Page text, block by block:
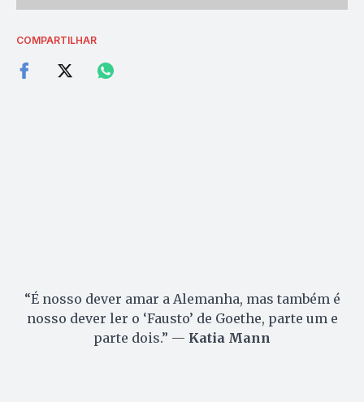
COMPARTILHAR
“É nosso dever amar a Alemanha, mas também é
nosso dever ler o ‘Fausto’ de Goethe, parte um e
parte dois.” — Katia Mann